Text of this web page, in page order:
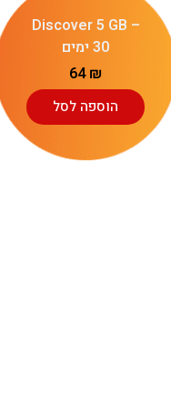
Discover 5 GB –
30 ימים
64₪
הוספה לסל